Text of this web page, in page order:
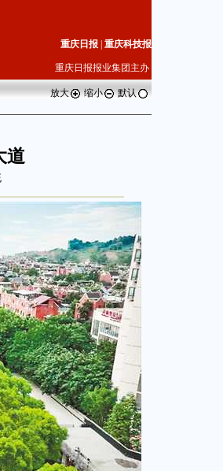
重庆日报 重庆科技报
重庆日报报业集团主办
放大 缩小 默认
道